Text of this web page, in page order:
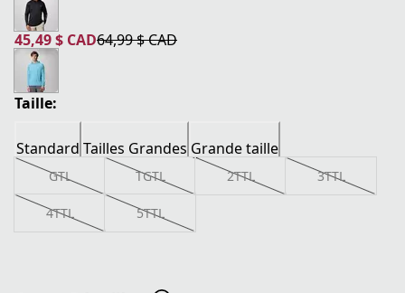
45,49 $ CAD
prix actuel 45,49 $ CAD
64,99 $ CAD
prix original 64,99 $ CAD
Taille:
Standard Tailles Grandes Grande taille
GTL TGTL 2TTL 3TTL
4TTL 5TTL